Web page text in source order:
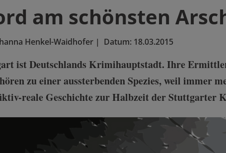
am schönsten
Henkel-Waidhofer | Datum: 18.03.2015
ist Deutschlands Krimihauptstadt. Ihre
zu einer aussterbenden Spezies, weil immer
reale Geschichte zur Halbzeit der Stuttgarter